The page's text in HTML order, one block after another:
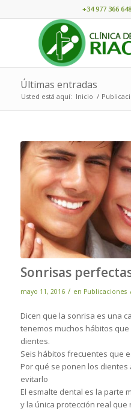
+34 977 366
Últimas entradas
Usted está aquí: Inicio /
Sonrisas
mayo 11, 2016 / en Publicaciones
Dicen que la sonrisa es una
tenemos muchos hábitos
dientes.
Seis hábitos frecuentes que
Por qué se ponen los
evitarlo
El esmalte dental es la parte
y la única protección real